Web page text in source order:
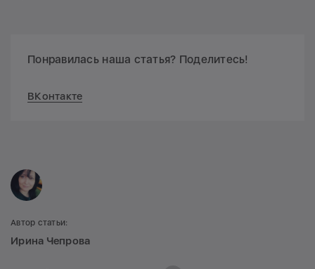
Понравилась наша статья? Поделитесь!
ВКонтакте
Автор статьи:
Ирина Чепрова